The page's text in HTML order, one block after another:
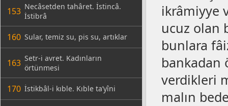
153 Necâsetden tahâret. İstincâ.
İstibrâ
160 Sular, temiz su, pis su, artıklar
163 Setr-i avret. Kadınların
örtünmesi
170 İstikbâl-i kıble. Kıble ta’yîni
ikrâmiyye
ucuz olan
bunlara
bankadan
verdikleri
malın